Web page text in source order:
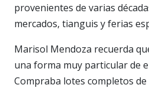
provenientes de varias
mercados, tianguis y ferias
Marisol Mendoza recuerda
una forma muy particular de
Compraba lotes completos de